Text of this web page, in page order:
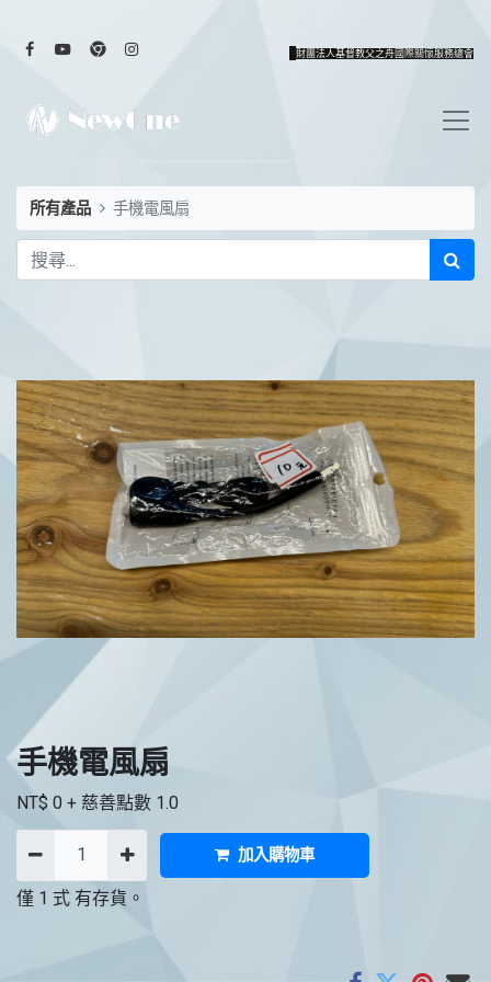
財團法人基督教父之舟國際關懷服務總會
所有產品 手機電風扇
手機電風扇
NT$ 0 + 慈善點數 1.0
加入購物車
僅 1 式 有存貨。